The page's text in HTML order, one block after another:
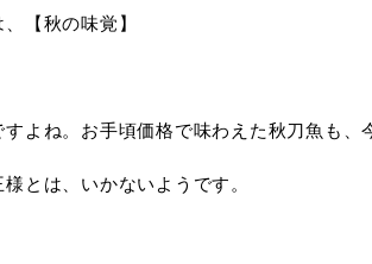
【秋の味覚】
よね。お手頃価格で味わえた秋刀魚も、
とは、いかないようです。